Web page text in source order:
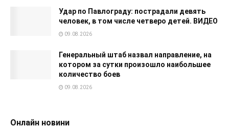
Удар по Павлограду: пострадали девять
человек, в том числе четверо детей. ВИДЕО
09.08.2026
Генеральный штаб назвал направление, на
котором за сутки произошло наибольшее
количество боев
09.08.2026
Онлайн новини